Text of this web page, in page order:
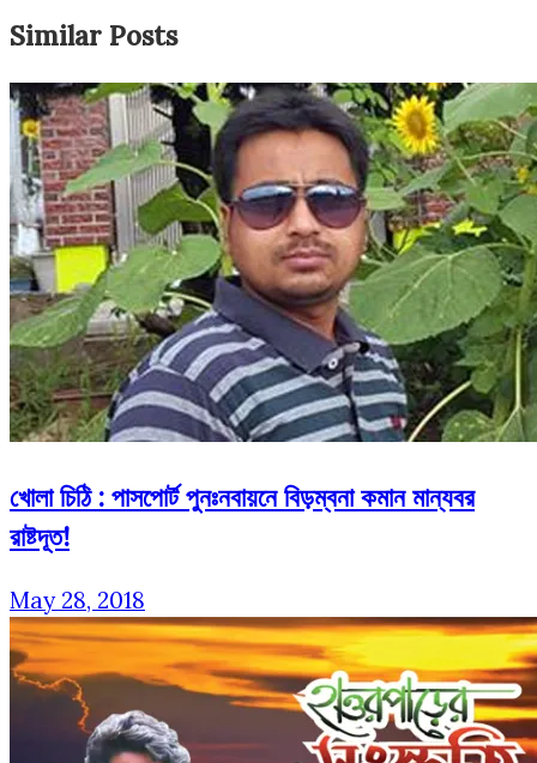
Similar Posts
খোলা চিঠি : পাসপোর্ট পুনঃনবায়নে বিড়ম্বনা কমান মান্যবর
রাষ্টদূত!
May 28, 2018